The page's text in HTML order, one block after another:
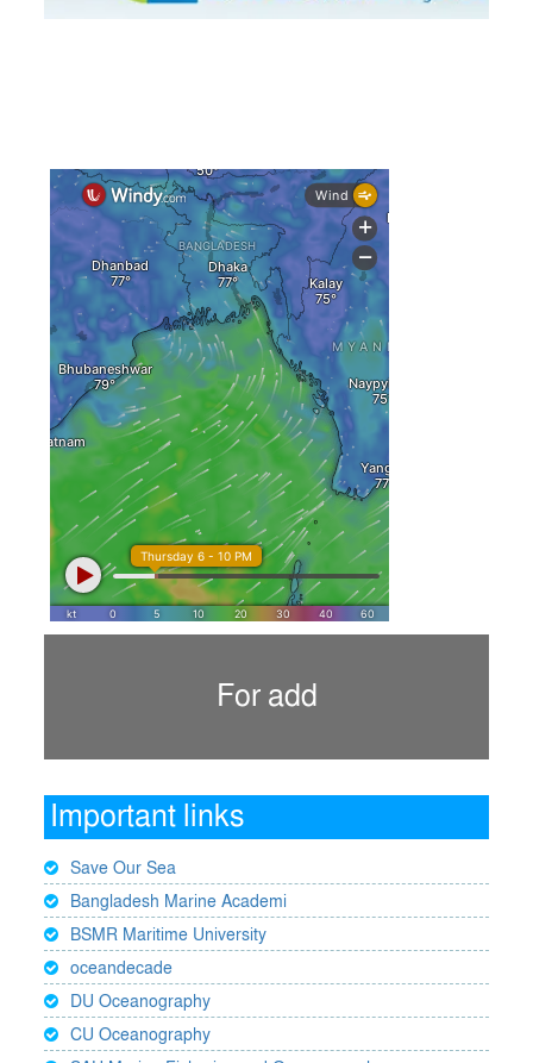
For add
Important links
Save Our Sea
Bangladesh Marine Academi
BSMR Maritime University
oceandecade
DU Oceanography
CU Oceanography